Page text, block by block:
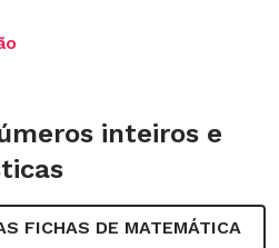
inteiros e
FICHAS DE MATEMÁTICA